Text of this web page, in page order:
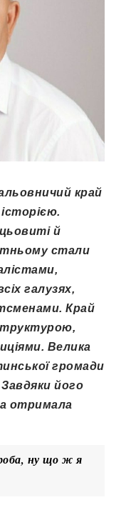
край
й
стали
галузях,
Край
Велика
громади
його
отримала
ну що ж я